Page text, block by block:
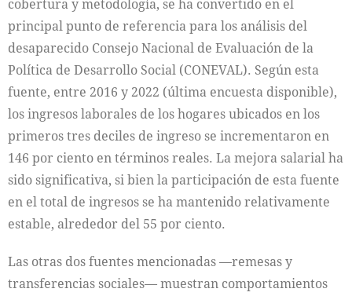
cobertura y metodología, se ha convertido en el
principal punto de referencia para los análisis del
desaparecido Consejo Nacional de Evaluación de la
Política de Desarrollo Social (CONEVAL). Según esta
fuente, entre 2016 y 2022 (última encuesta disponible),
los ingresos laborales de los hogares ubicados en los
primeros tres deciles de ingreso se incrementaron en
146 por ciento en términos reales. La mejora salarial ha
sido significativa, si bien la participación de esta fuente
en el total de ingresos se ha mantenido relativamente
estable, alrededor del 55 por ciento.
Las otras dos fuentes mencionadas —remesas y
transferencias sociales— muestran comportamientos